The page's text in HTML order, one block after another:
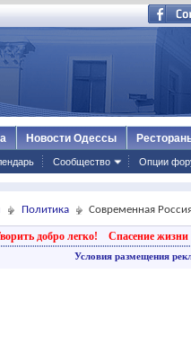
Сообщество Опции
Новости Одессы
Политика Современная
добро легко! Спасение жизни
Условия размещения